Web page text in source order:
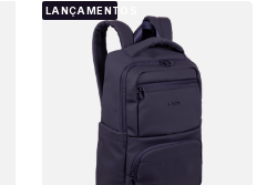
LANÇAMENTOS